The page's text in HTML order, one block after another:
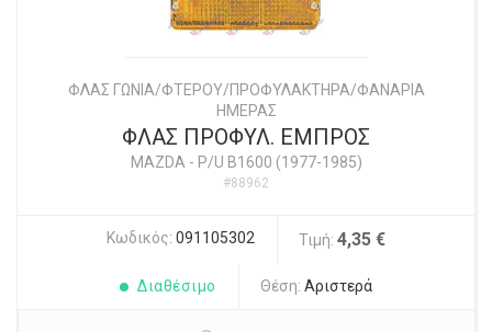
ΦΛΑΣ ΓΩΝΙΑ/ΦΤΕΡΟΥ/ΠΡΟΦΥΛΑΚΤΗΡΑ/ΦΑΝΑΡΙΑ
ΗΜΕΡΑΣ
ΦΛΑΣ ΠΡΟΦΥΛ. ΕΜΠΡΟΣ
MAZDA- P/U B1600 (1977-1985)
#88962
Κωδικός: 091105302 Τιμή: 4,35 €
Διαθέσιμο Θέση: Αριστερά